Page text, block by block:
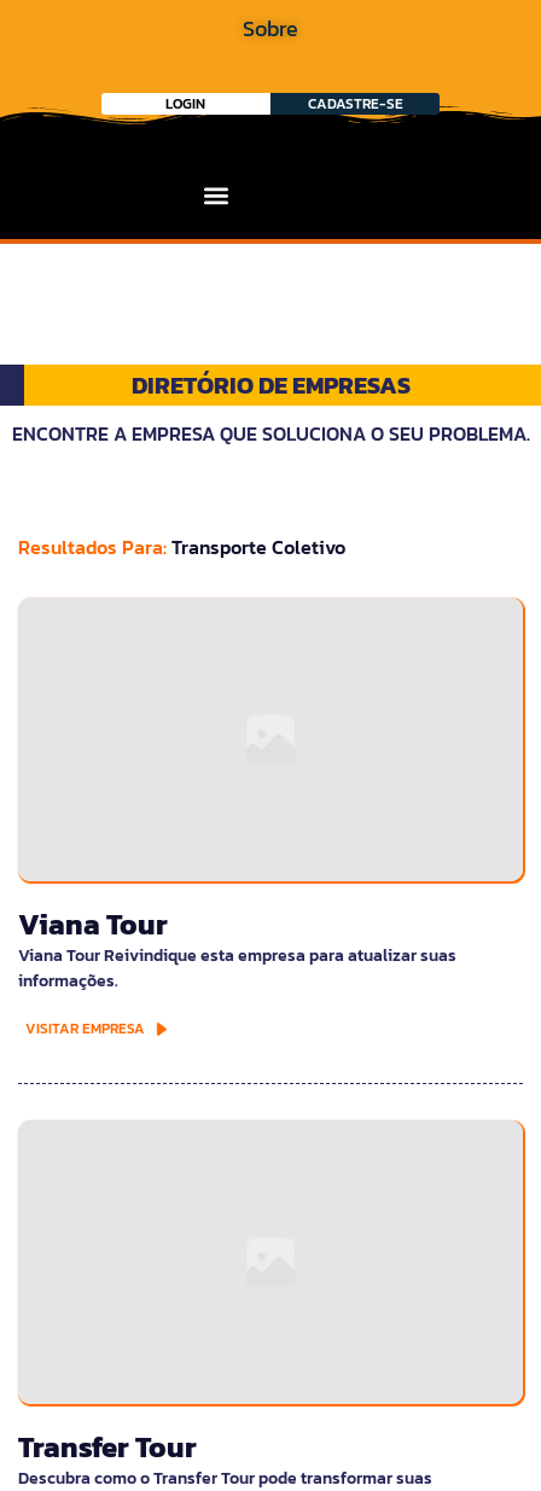
Sobre
LOGIN CADASTRE-SE
DIRETÓRIO DE EMPRESAS
ENCONTRE A EMPRESA QUE SOLUCIONA O SEU PROBLEMA.
Resultados Para:Transporte Coletivo
Viana Tour
Viana Tour Reivindique esta empresa para atualizar suas
informações.
VISITAR EMPRESA
Transfer Tour
Descubra como o Transfer Tour pode transformar suas